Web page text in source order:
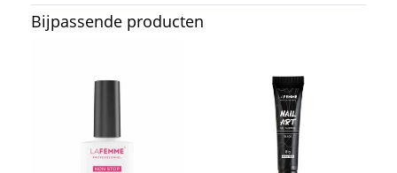
Bijpassende producten